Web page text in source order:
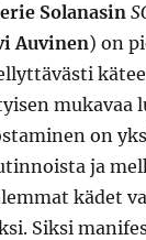
Solanasin
Auvinen) on
mukavaa
on
ja
kädet
Siksi